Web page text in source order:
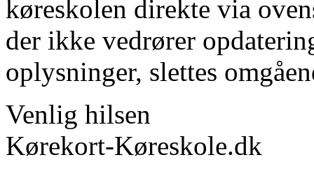
køreskolen direkte via
der ikke vedrører
oplysninger, slettes
Venlig hilsen
Kørekort-Køreskole.dk